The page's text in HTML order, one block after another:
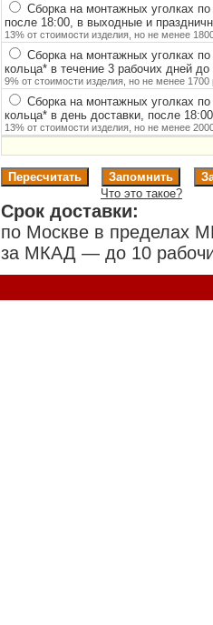
Сборка на монтажных уголках
после 18:00, в выходные и
13% от стоимости изделия, но не менее
Сборка на монтажных уголках
кольца*в течение 3 рабочих дней до
9% от стоимости изделия, но не менее 1700
Сборка на монтажных уголках
кольца*в день доставки, после
13% от стоимости изделия, но не менее
Что это такое?
Срок доставки:
по Москве в пределах
за МКАД — до 10